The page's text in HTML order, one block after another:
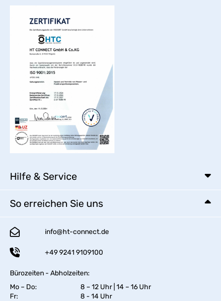
Hilfe & Service
So erreichen Sie uns
info@ht-connect.de
+49 9241 9109100
Bürozeiten - Abholzeiten:
Mo – Do:
8 – 12 Uhr | 14 – 16 Uhr
Fr:
8 - 14 Uhr